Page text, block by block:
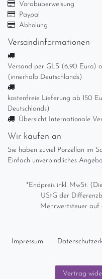
Vorabüberweisung
Paypal
Abholung
Versandinformationen
Versand per GLS (6,90 Euro)
(innerhalb Deutschlands)
kostenfreie Lieferung ab 150
Deutschlands)
Übersicht Internationale
Wir kaufen an
Sie haben zuviel Porzellan im
Einfach unverbindliches
*Endpreis inkl. MwSt.
UStG der
Mehrwertsteuer auf
Impressum
Vertrag